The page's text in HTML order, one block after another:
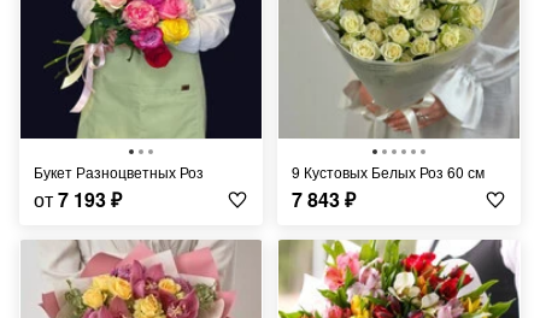
Букет Разноцветных Роз
от7 193₽
9 Кустовых Белых Роз 60 см
7 843₽